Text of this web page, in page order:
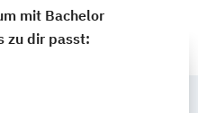
mit Bachelor
zu dir passt: